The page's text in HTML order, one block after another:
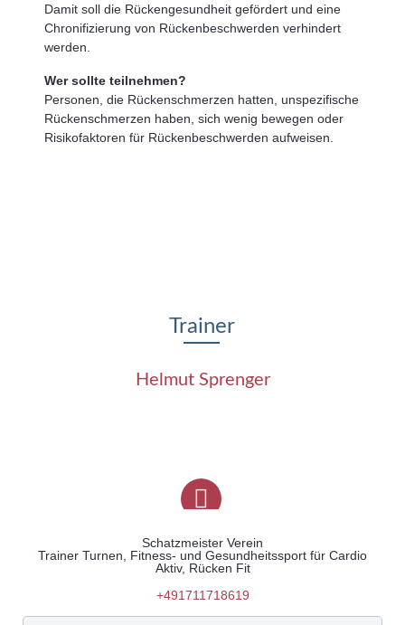
Damit soll die Rückengesundheit gefördert und eine
Chronifizierung von Rückenbeschwerden verhindert
werden.
Wer sollte teilnehmen?
Personen, die Rückenschmerzen hatten, unspezifische
Rückenschmerzen haben, sich wenig bewegen oder
Risikofaktoren für Rückenbeschwerden aufweisen.
Trainer
Helmut Sprenger
Schatzmeister Verein
Trainer Turnen, Fitness- und Gesundheitssport für Cardio
Aktiv, Rücken Fit
+491711718619